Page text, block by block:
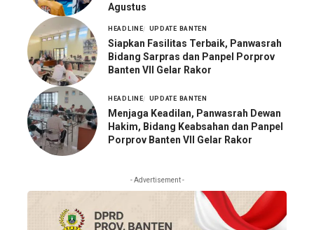
Agustus
HEADLINE UPDATE BANTEN
Siapkan Fasilitas Terbaik, Panwasrah
Bidang Sarpras dan Panpel Porprov
Banten VII Gelar Rakor
HEADLINE UPDATE BANTEN
Menjaga Keadilan, Panwasrah Dewan
Hakim, Bidang Keabsahan dan Panpel
Porprov Banten VII Gelar Rakor
- Advertisement -